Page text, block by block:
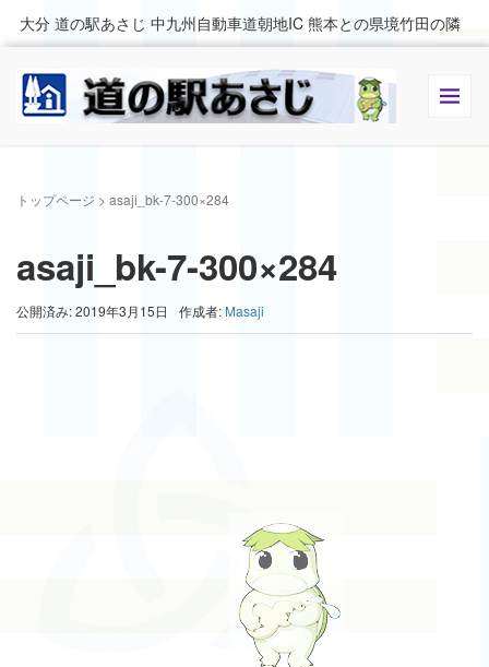
大分 道の駅あさじ 中九州自動車道朝地IC 熊本との県境竹田の隣
トップページ > asaji_bk-7-300×284
asaji_bk-7-300×284
公開済み: 2019年3月15日 作成者: Masaji